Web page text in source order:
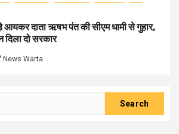
दाता ऋषभ पंत की सीएम धामी से गुहार,
दिला दो सरकार
News Warta